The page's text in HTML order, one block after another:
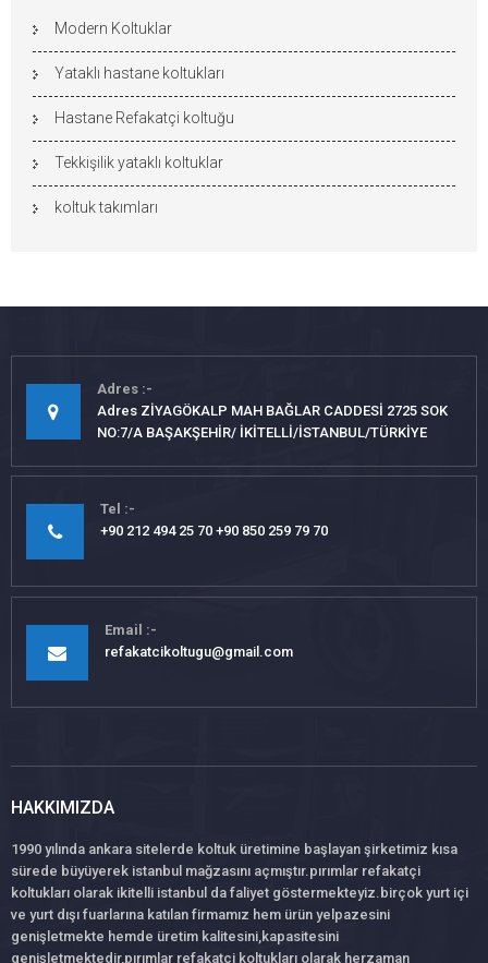
Modern Koltuklar
Yataklı hastane koltukları
Hastane Refakatçi koltuğu
Tekkişilik yataklı koltuklar
koltuk takımları
Adres
Adres ZİYAGÖKALP MAH BAĞLAR CADDESİ 2725 SOK
NO:7/A BAŞAKŞEHİR/ İKİTELLİ/İSTANBUL/TÜRKİYE
Tel
+90 212 494 25 70 +90 850 259 79 70
Email
refakatcikoltugu@gmail.com
HAKKIMIZDA
1990 yılında ankara sitelerde koltuk üretimine başlayan şirketimiz kısa
sürede büyüyerek istanbul mağzasını açmıştır.pırımlar refakatçi
koltukları olarak ikitelli istanbul da faliyet göstermekteyiz.birçok yurt içi
ve yurt dışı fuarlarına katılan firmamız hem ürün yelpazesini
genişletmekte hemde üretim kalitesini,kapasitesini
genişletmektedir,pırımlar refakatçi koltukları olarak herzaman